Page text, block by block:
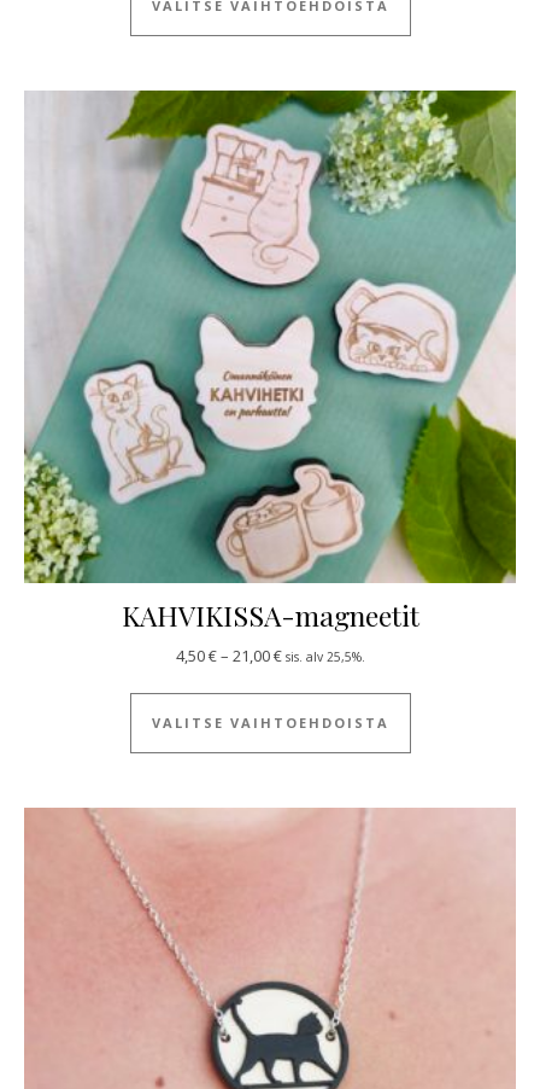
VALITSE VAIHTOEHDOISTA
KAHVIKISSA-magneetit
4,50€– 21,00€Hintaluokka: 4,50 € - 21,00 €
sis. alv 25,5%.
VALITSE VAIHTOEHDOISTA
Tällä tuotteella